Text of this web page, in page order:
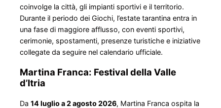
coinvolge la città, gli impianti sportivi e il territorio.
Durante il periodo dei Giochi, l’estate tarantina entra in
una fase di maggiore afflusso, con eventi sportivi,
cerimonie, spostamenti, presenze turistiche e iniziative
collegate da seguire nel calendario ufficiale.
Martina Franca: Festival della Valle
d’Itria
Da 14 luglio a 2 agosto 2026, Martina Franca ospita la